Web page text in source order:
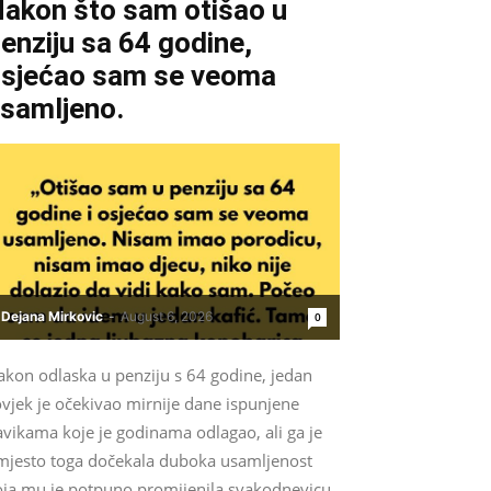
što sam otišao u
sa 64 godine,
sam se veoma
Dejana Mirkovic - August 6, 2026 0
odlaska u penziju s 64 godine, jedan
je očekivao mirnije dane ispunjene
koje je godinama odlagao, ali ga je
toga dočekala duboka usamljenost